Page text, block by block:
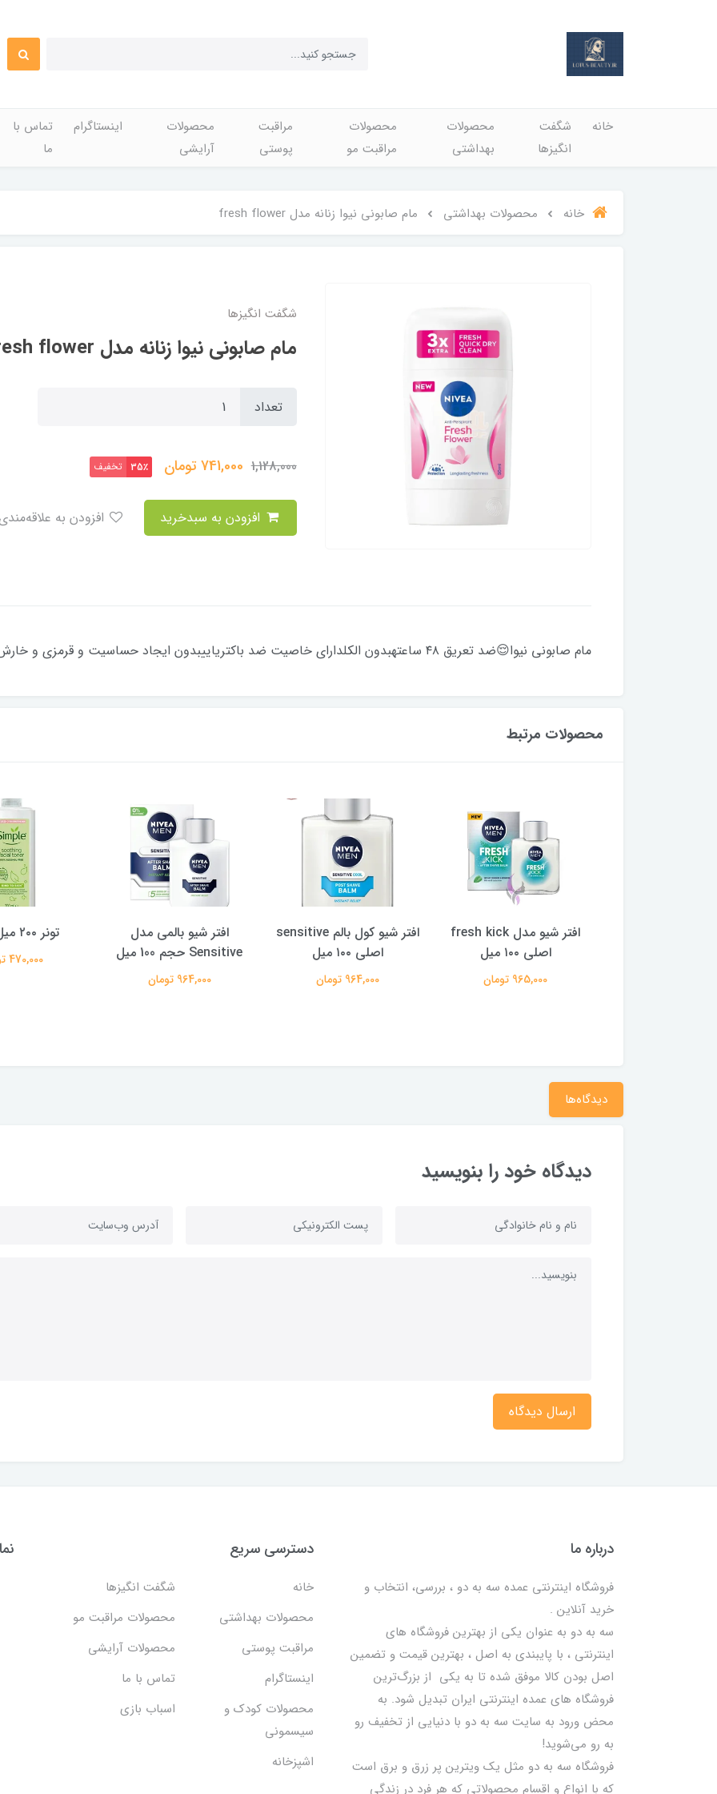
خانه
شگفت
انگيزها
محصولات
بهداشتي
محصولات
مراقبت مو
مراقبت
پوستی
محصولات
آرایشی
اینستاگرام
تماس با
ما
خانه محصولات بهداشتي مام صابونی نیوا زنانه مدل fresh flower
شگفت انگيزها
مام صابونی نیوا زنانه مدل fresh flower
تعداد
1,128,000
741,000تومان 35٪ تخفیف
مام صابونی نیوا😌ضد تعریق ۴۸ ساعتهبدون الکلدارای خاصیت ضد باکتریاییبدون ایجاد حساسیت و قرمزی و خارش پوسترایحه خنک و ملایم صابونی
محصولات مرتبط
افتر شیو کول بالم sensitive
اصلی ۱۰۰ میل
964,000 تومان
افتر شیو بالمی مدل
Sensitive حجم 100 میل
964,000 تومان
تونر ۲۰۰ میل اصلی
470,000 تومان
ابرسان ۱۲۵ میل اصلی
657,000 تومان
دیدگاه‌ها
دیدگاه خود را بنویسید
ارسال دیدگاه
درباره ما
فروشگاه اینترنتی عمده سه به دو ، بررسی، انتخاب و
خرید آنلاین .
سه به دو به عنوان یکی از بهترين فروشگاه های
اینترنتی ، با پایبندی به اصل ، بهترين قيمت و تضمین
اصل‌ بودن کالا موفق شده تا به يكي از بزرگ‌ترين
فروشگاه هاي عمده اینترنتی ایران تبدیل شود. به
محض ورود به سایت سه به دو با دنیایی از تخفيف رو
به رو می‌شوید!
فروشگاه سه به دو مثل یک ویترین پر زرق و برق است
که با انواع و اقسام محصولاتی که هر فرد در زندگی
دسترسی سریع
خانه
شگفت انگيزها
محصولات بهداشتي
محصولات مراقبت مو
مراقبت پوستی
محصولات آرایشی
اینستاگرام
تماس با ما
محصولات کودک و
سیسمونی
اسباب بازی
اشپزخانه